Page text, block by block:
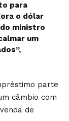
para
o dólar
ministro
um
parte
câmbio com
de